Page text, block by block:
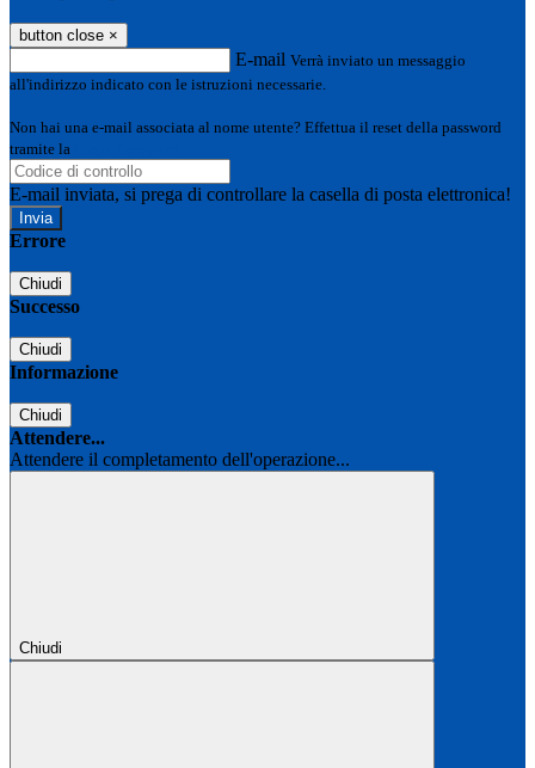
button close ×
E-mail Verrà inviato un messaggio
all'indirizzo indicato con le istruzioni necessarie.
Non hai una e-mail associata al nome utente? Effettua il reset della password
tramite la
E-mail inviata, si prega di controllare la casella di posta elettronica!
Errore
Chiudi
Successo
Chiudi
Informazione
Chiudi
Attendere...
Attendere il completamento dell'operazione...
Chiudi